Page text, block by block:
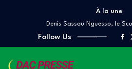
À la une
COUR DES COMPTES ET DE
Denis Sassou Nguesso, le
Quand le Congo brûle, le
À QUAND UN AUDIT
Lettre ouverte A Mr Pierre
Follow Us